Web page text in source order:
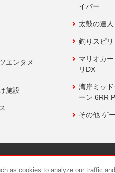
エンタメ
施設
イバー
太鼓の達人
釣りスピ
マリオカ
リDX
湾岸ミッ
ーン 6RR
その他 ゲ
as cookies to analyze our traffic